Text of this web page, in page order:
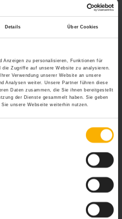
Details Über Cookies
Anzeigen zu personalisieren, Funktionen für
die Zugriffe auf unsere Website zu analysieren.
Verwendung unserer Website an unsere
Analysen weiter. Unsere Partner führen diese
Daten zusammen, die Sie ihnen bereitgestellt
der Dienste gesammelt haben. Sie geben
unsere Webseite weiterhin nutzen.
für den Genuss von
der Regel ist dieser jedoch
das der Fall, gilt für das
wie für das Büro im
Festsetzung ist es für
Alkoholkonsum etwa als
aber dennoch sollte hier
kann er als Kündigungsgrund
dar. Konkrete Anfragen von
werden, da es sich dabei um